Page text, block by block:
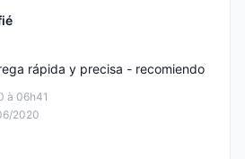
à 06h41
2020
rápida y precisa - recomiendo